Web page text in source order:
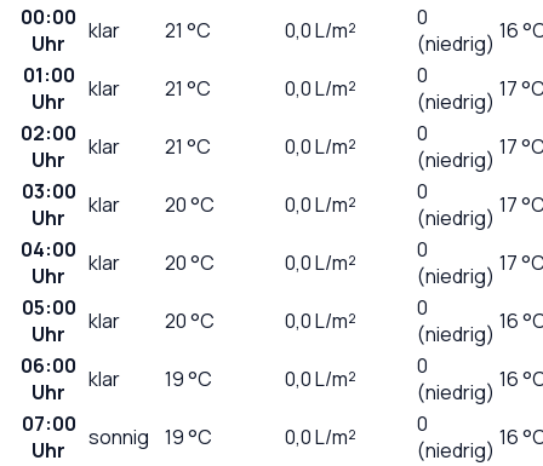
00:00
Uhr
klar 21 °C 0,0L/m²
0
(niedrig) 16
01:00
Uhr
klar 21 °C 0,0L/m²
0
(niedrig) 17
02:00
Uhr
klar 21 °C 0,0L/m²
0
(niedrig) 17
03:00
Uhr
klar 20°C 0,0L/m²
0
(niedrig) 17
04:00
Uhr
klar 20°C 0,0L/m²
0
(niedrig) 17
05:00
Uhr
klar 20°C 0,0L/m²
0
(niedrig) 16
06:00
Uhr
klar 19°C 0,0L/m²
0
(niedrig) 16
07:00
Uhr
sonnig 19°C 0,0L/m²
0
(niedrig) 16